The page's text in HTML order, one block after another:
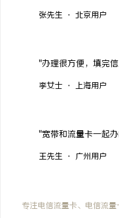
张先生 · 北京用户
"办理很方便，填完
李女士 · 上海用户
"宽带和流量卡一起
王先生 · 广州用户
专注电信流量卡、电信流